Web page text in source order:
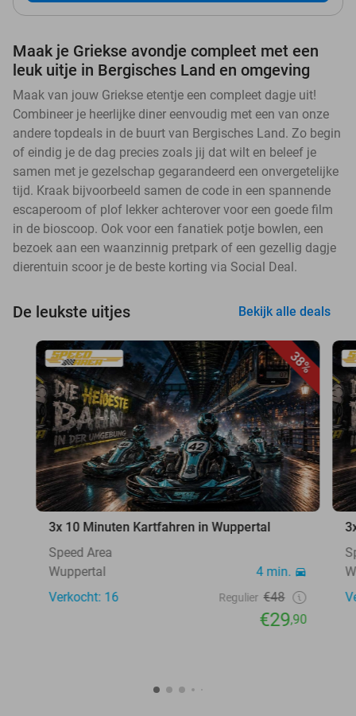
Maak je Griekse avondje compleet met een
leuk uitje in Bergisches Land en omgeving
Maak van jouw Griekse etentje een compleet dagje uit!
Combineer je heerlijke diner eenvoudig met een van onze
andere topdeals in de buurt van Bergisches Land. Zo begin
of eindig je de dag precies zoals jij dat wilt en beleef je
samen met je gezelschap gegarandeerd een onvergetelijke
tijd. Kraak bijvoorbeeld samen de code in een spannende
escaperoom of plof lekker achterover voor een goede film
in de bioscoop. Ook voor een fanatiek potje bowlen, een
bezoek aan een waanzinnig pretpark of een gezellig dagje
dierentuin scoor je de beste korting via Social Deal.
De leukste uitjes Bekijk alle deals
38%
3x 10 Minuten Kartfahren in Wuppertal
Speed Area
Wuppertal
4 min.
Verkocht: 16
Regulier €48
€29,90